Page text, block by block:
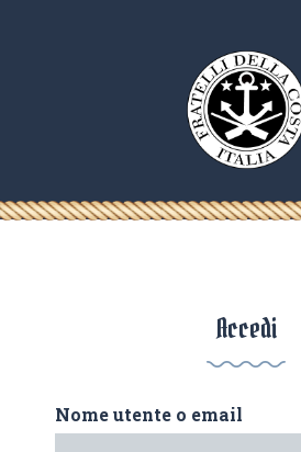
Accedi
Nome utente o email